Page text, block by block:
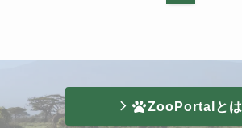
ZooPortalとは